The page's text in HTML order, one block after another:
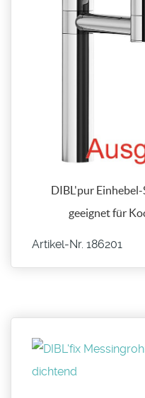
DIBL'pur
geeignet für
Artikel-Nr. 186201